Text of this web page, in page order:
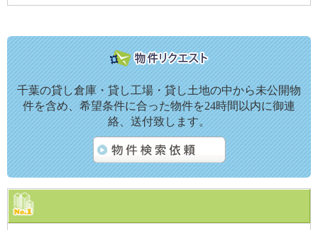
千葉の貸し倉庫・貸し工場・貸し土地の中から未公開物
件を含め、希望条件に合った物件を24時間以内に御連
絡、送付致します。